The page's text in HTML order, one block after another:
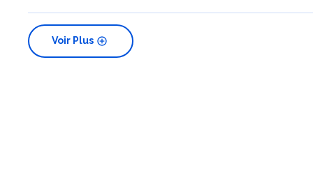
add_circle
Voir Plus